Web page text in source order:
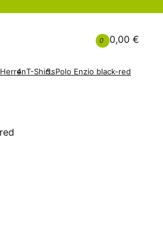
0 0,00 €
HerrenT-ShirtsPolo Enzio black-red